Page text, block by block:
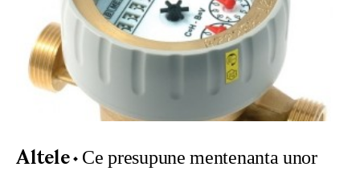
Altele
Ce presupune mentenanta unor